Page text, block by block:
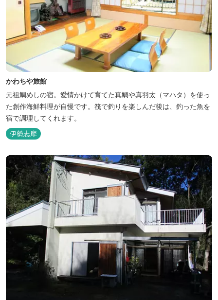
かわちや旅館
元祖鯛めしの宿。愛情かけて育てた真鯛や真羽太（マハタ）を使っ
た創作海鮮料理が自慢です。筏で釣りを楽しんだ後は、釣った魚を
宿で調理してくれます。
伊勢志摩